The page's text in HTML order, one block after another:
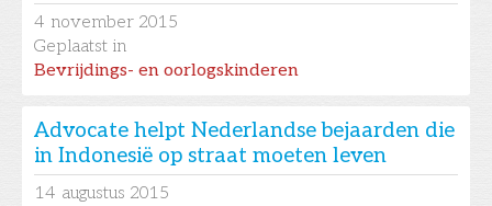
4 november 2015
Geplaatst in
Bevrijdings- en oorlogskinderen
Advocate helpt Nederlandse bejaarden die
in Indonesië op straat moeten leven
14 augustus 2015